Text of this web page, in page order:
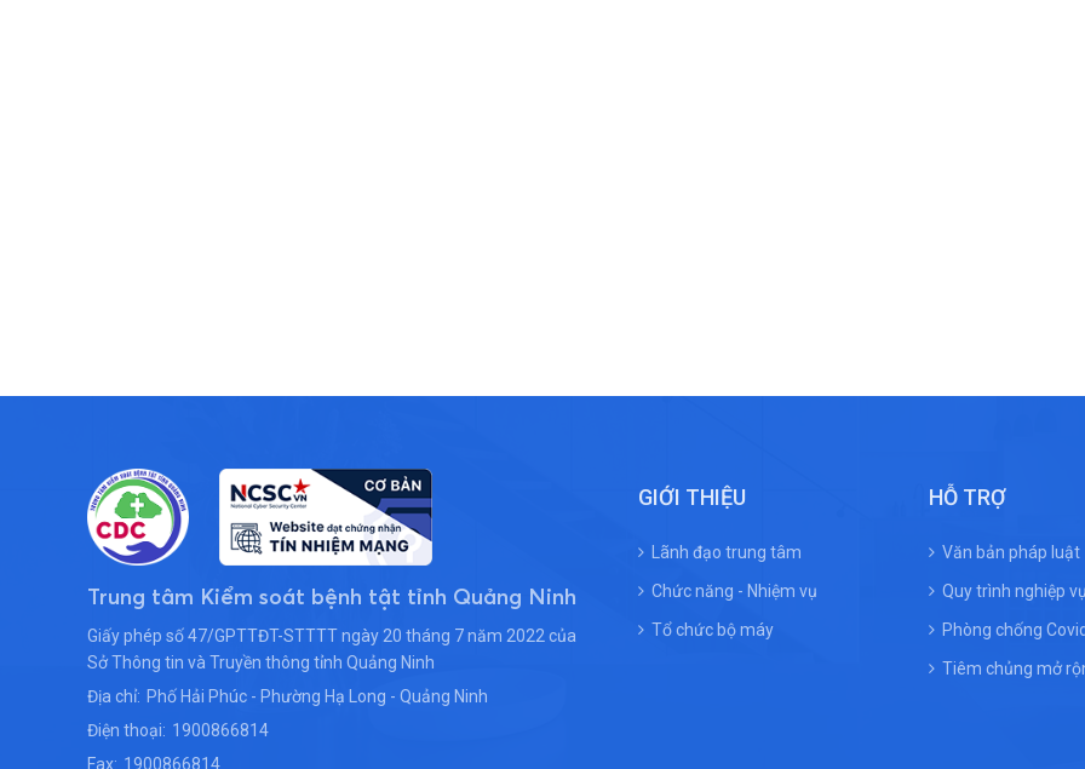
Trung tâm Kiểm soát bệnh tật tỉnh Quảng Ninh
Giấy phép số 47/GPTTĐT-STTTT ngày 20 tháng 7 năm 2022 của
Sở Thông tin và Truyền thông tỉnh Quảng Ninh
Địa chỉ: Phố Hải Phúc - Phường Hạ Long - Quảng Ninh
Điện thoại: 1900866814
Fax: 1900866814
GIỚI THIỆU
Lãnh đạo trung tâm
Chức năng - Nhiệm vụ
Tổ chức bộ máy
HỖ TRỢ
Văn bản pháp luật
Quy trình nghiệp vụ
Phòng chống
Tiêm chủng mở